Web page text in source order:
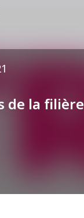
de la filière